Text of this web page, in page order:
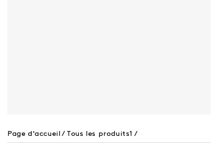
Page d'accueil / Tous les produits1 /